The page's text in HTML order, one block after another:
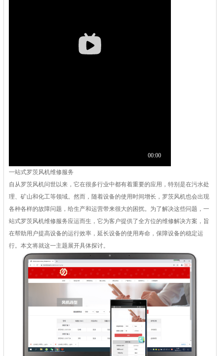
一站式罗茨风机维修服务
自从罗茨风机问世以来，它在很多行业中都有着重要的应用，特别是在污水处
理、矿山和化工等领域。然而，随着设备的使用时间增长，罗茨风机也会出现
各种各样的故障问题，给生产和运营带来很大的困扰。为了解决这些问题，一
站式罗茨风机维修服务应运而生，它为客户提供了全方位的维修解决方案，旨
在帮助用户提高设备的运行效率，延长设备的使用寿命，保障设备的稳定运
行。本文将就这一主题展开具体探讨。